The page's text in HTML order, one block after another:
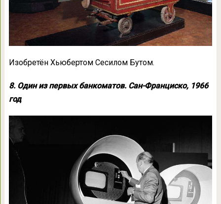
Изобретён Хьюбертом Сесилом Бутом.
8. Один из первых банкоматов. Сан-Франциско, 1966
год